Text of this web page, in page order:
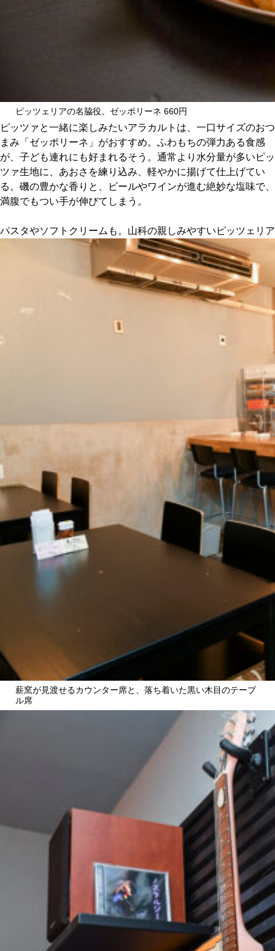
ピッツェリアの名脇役。ゼッポリーネ 660円
ピッツァと一緒に楽しみたいアラカルトは、一口サイズのおつ
まみ「ゼッポリーネ」がおすすめ。ふわもちの弾力ある食感
が、子ども連れにも好まれるそう。通常より水分量が多いピッ
ツァ生地に、あおさを練り込み、軽やかに揚げて仕上げてい
る。磯の豊かな香りと、ビールやワインが進む絶妙な塩味で、
満腹でもつい手が伸びてしまう。
パスタやソフトクリームも。山科の親しみやすいピッツェリア
薪窯が見渡せるカウンター席と、落ち着いた黒い木目のテーブ
ル席